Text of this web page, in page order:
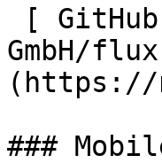
GmbH/
(https://
###